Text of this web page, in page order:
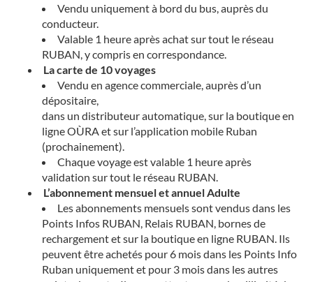
Vendu uniquement à bord du bus, auprès du
conducteur.
Valable 1 heure après achat sur tout le réseau
RUBAN, y compris en correspondance.
La carte de 10 voyages
Vendu en agence commerciale, auprès d’un
dépositaire,
dans un distributeur automatique, sur la boutique en
ligne OÙRA et sur l’application mobile Ruban
(prochainement).
Chaque voyage est valable 1 heure après
validation sur tout le réseau RUBAN.
L’abonnement mensuel et annuel Adulte
Les abonnements mensuels sont vendus dans les
Points Infos RUBAN, Relais RUBAN, bornes de
rechargement et sur la boutique en ligne RUBAN. Ils
peuvent être achetés pour 6 mois dans les Points Info
Ruban uniquement et pour 3 mois dans les autres